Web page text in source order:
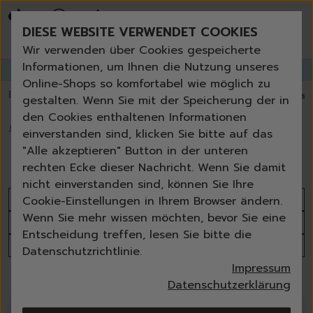
Bestseller
Angebote der Woche
Neu
Essentials für dein Zuhause
Universal & Ökoprodukte
Spring by Jenna
Sets
Reiniger
Küche
Bad | WC
Fenster | Glas | Spiegel
Möbelreiniger
Bodenreiniger
Wischmopps | Besen |
Außenreiniger
Bürsten
Zubehör
Nature All - Öko Reinigung
Erneut bestellen
GANGLETTERabonnieren undbis zu 30%Rabatt erhalten!
💥 Fugenbürste gratis ab 60 € Bestellwert⭐️ 4,8 TrustPilot score📦
🏠 Waschen › Weißwäsche
Weißwäsche
Sortieren nach
Produktanzahl
Alle Filter
5 Produkte
DIESE WEBSITE VERWENDET COOKIES
Wir verwenden über Cookies gespeicherte
Informationen, um Ihnen die Nutzung unseres
Online-Shops so komfortabel wie möglich zu
gestalten. Wenn Sie mit der Speicherung der in
den Cookies enthaltenen Informationen
einverstanden sind, klicken Sie bitte auf das
"Alle akzeptieren" Button in der unteren
rechten Ecke dieser Nachricht. Wenn Sie damit
nicht einverstanden sind, können Sie Ihre
Cookie-Einstellungen in Ihrem Browser ändern.
Wenn Sie mehr wissen möchten, bevor Sie eine
Entscheidung treffen, lesen Sie bitte die
Datenschutzrichtlinie.
Impressum
Datenschutzerklärung